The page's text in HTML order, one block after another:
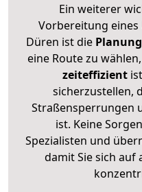
Ein weiterer
Vorbereitung eines
Düren ist die
eine Route zu
zeiteffizient
sicherzustellen,
Straßensperrungen
ist. Keine
Spezialisten und
damit Sie sich auf